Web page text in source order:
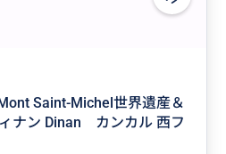
Saint-Michel世界遺産＆
ナン Dinan カンカル 西フ